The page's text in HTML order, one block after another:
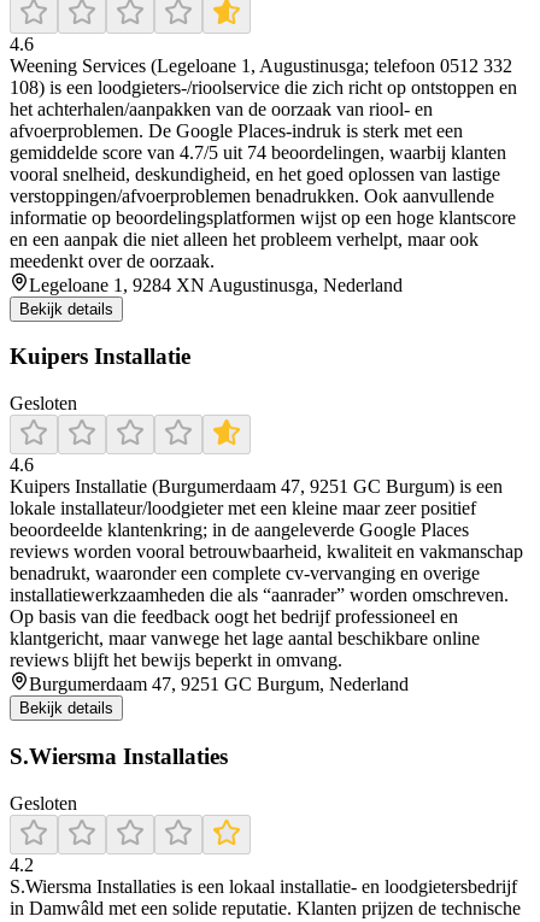
4.6
Weening Services (Legeloane 1, Augustinusga; telefoon 0512 332
108) is een loodgieters-/rioolservice die zich richt op ontstoppen en
het achterhalen/aanpakken van de oorzaak van riool- en
afvoerproblemen. De Google Places-indruk is sterk met een
gemiddelde score van 4.7/5 uit 74 beoordelingen, waarbij klanten
vooral snelheid, deskundigheid, en het goed oplossen van lastige
verstoppingen/afvoerproblemen benadrukken. Ook aanvullende
informatie op beoordelingsplatformen wijst op een hoge klantscore
en een aanpak die niet alleen het probleem verhelpt, maar ook
meedenkt over de oorzaak.
Legeloane 1, 9284 XN Augustinusga, Nederland
Bekijk details
Kuipers Installatie
Gesloten
4.6
Kuipers Installatie (Burgumerdaam 47, 9251 GC Burgum) is een
lokale installateur/loodgieter met een kleine maar zeer positief
beoordeelde klantenkring; in de aangeleverde Google Places
reviews worden vooral betrouwbaarheid, kwaliteit en vakmanschap
benadrukt, waaronder een complete cv-vervanging en overige
installatiewerkzaamheden die als “aanrader” worden omschreven.
Op basis van die feedback oogt het bedrijf professioneel en
klantgericht, maar vanwege het lage aantal beschikbare online
reviews blijft het bewijs beperkt in omvang.
Burgumerdaam 47, 9251 GC Burgum, Nederland
Bekijk details
S.Wiersma Installaties
Gesloten
4.2
S.Wiersma Installaties is een lokaal installatie- en loodgietersbedrijf
in Damwâld met een solide reputatie. Klanten prijzen de technische